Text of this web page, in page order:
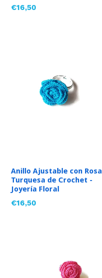
Precio
€16,50
Anillo Ajustable con Rosa
Turquesa de Crochet -
Joyería Floral
Precio
€16,50